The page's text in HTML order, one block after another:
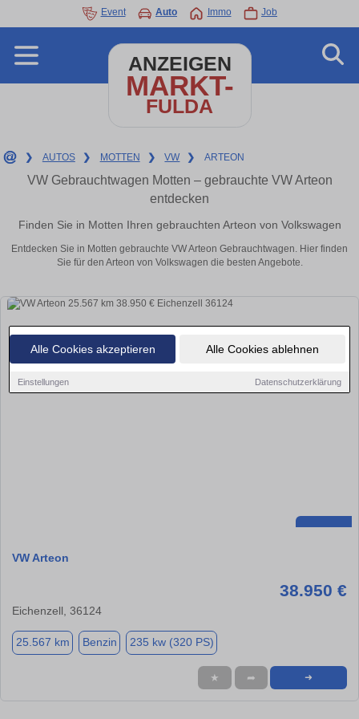
Alle Cookies akzeptieren Alle Cookies ablehnen
Einstellungen Datenschutzerklärung
Event Auto Immo Job
ANZEIGEN
MARKT-
FULDA
❯ AUTOS ❯ MOTTEN ❯ VW ❯ ARTEON
VW Gebrauchtwagen Motten – gebrauchte VW Arteon
entdecken
Finden Sie in Motten Ihren gebrauchten Arteon von Volkswagen
Entdecken Sie in Motten gebrauchte VW Arteon Gebrauchtwagen. Hier finden
Sie für den Arteon von Volkswagen die besten Angebote.
VW Arteon
38.950 €
Eichenzell, 36124
25.567 km Benzin 235 kw (320 PS)
★ ➦ ➜